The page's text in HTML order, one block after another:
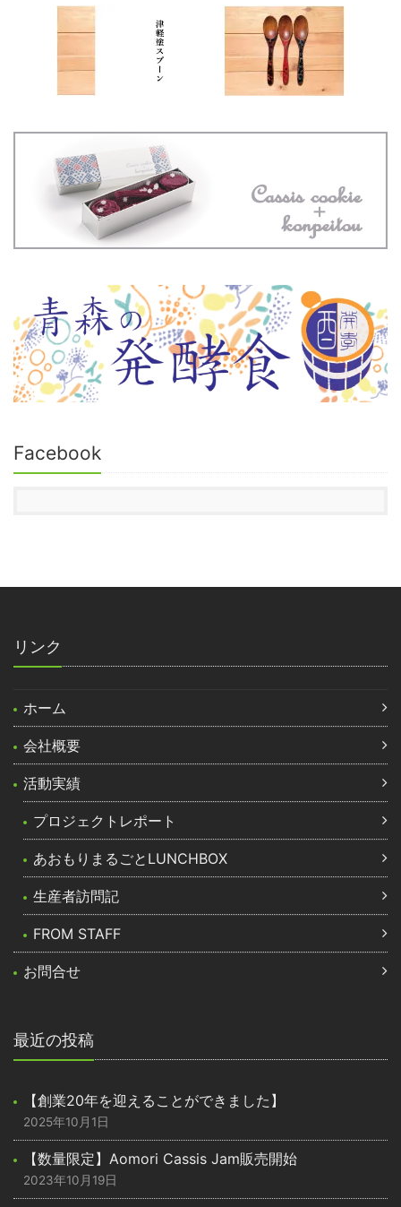
Facebook
リンク
ホーム
会社概要
活動実績
プロジェクトレポート
あおもりまるごとLUNCHBOX
生産者訪問記
FROM STAFF
お問合せ
最近の投稿
【創業20年を迎えることができました】
2025年10月1日
【数量限定】Aomori Cassis Jam販売開始
2023年10月19日